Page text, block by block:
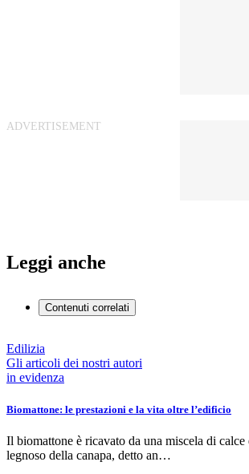
Leggi anche
Contenuti correlati
Edilizia
Gli articoli dei nostri autori
in evidenza
Biomattone: le prestazioni e la vita oltre l’edificio
Il biomattone è ricavato da una miscela di
legnoso della canapa, detto an…